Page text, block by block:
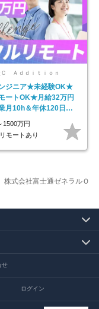
Ｃ Ａｄｄｉｔｉｏｎ
ジニア★未経験OK★
ートOK★月給32万円
月10h＆年休120日以
可
1500万円
モートあり
株式会社富士通ゼネラルＯ
せ
ログイン